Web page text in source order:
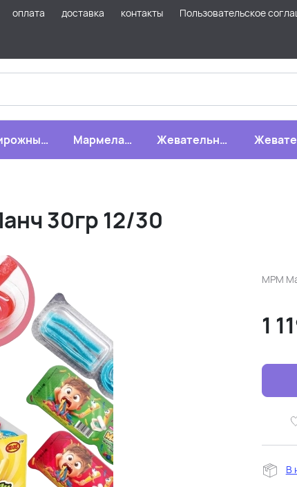
оплата доставка контакты Пользовательское
Мармелад,
зефир,
Жевательная
резинка
30гр 12/30
МРМ
1
В